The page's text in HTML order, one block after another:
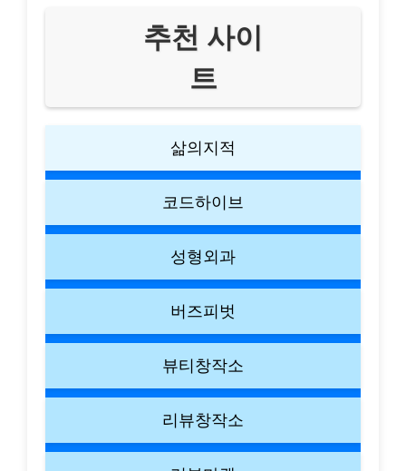
추천 사이
트
삶의지적
코드하이브
성형외과
버즈피벗
뷰티창작소
리뷰창작소